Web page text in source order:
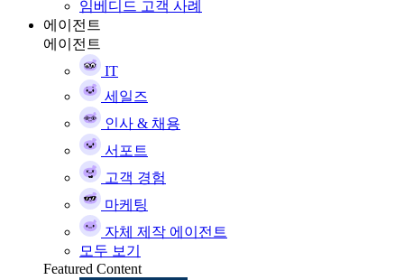
임베디드 고객 사례
에이전트
에이전트
IT
세일즈
인사 & 채용
서포트
고객 경험
마케팅
자체 제작 에이전트
모두 보기
Featured Content